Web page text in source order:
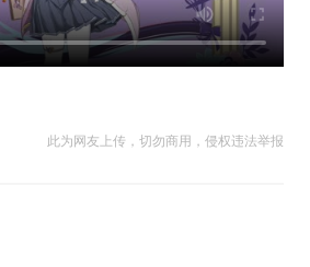
此为网友上传，切勿商用，侵权违法举报